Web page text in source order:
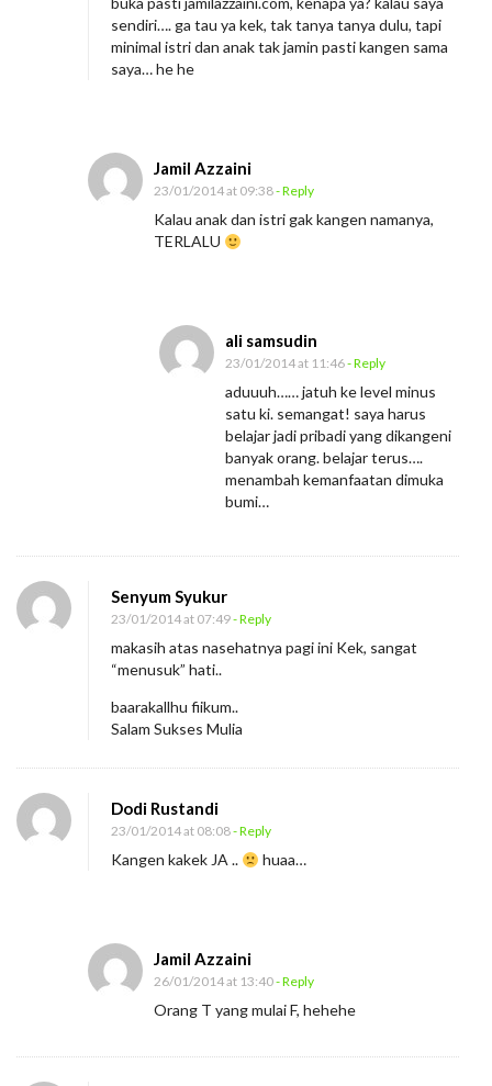
sendiri…. ga tau ya kek, tak tanya tanya dulu, tapi
minimal istri dan anak tak jamin pasti kangen sama
saya… he he
Jamil Azzaini
23/01/2014 at 09:38- Reply
Kalau anak dan istri gak kangen namanya,
TERLALU
ali samsudin
23/01/2014 at 11:46- Reply
aduuuh…… jatuh ke level minus
satu ki. semangat! saya harus
belajar jadi pribadi yang dikangeni
banyak orang. belajar terus….
menambah kemanfaatan dimuka
bumi…
Senyum Syukur
23/01/2014 at 07:49- Reply
makasih atas nasehatnya pagi ini Kek, sangat
“menusuk” hati..
baarakallhu fiikum..
Salam Sukses Mulia
Dodi Rustandi
23/01/2014 at 08:08- Reply
Kangen kakek JA .. huaa…
Jamil Azzaini
26/01/2014 at 13:40- Reply
Orang T yang mulai F, hehehe